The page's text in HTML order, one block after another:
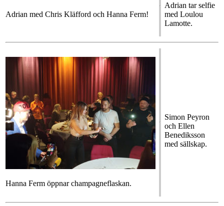
Adrian med Chris Kläfford och Hanna Ferm!
Adrian tar selfie
med Loulou
Lamotte.
Hanna Ferm öppnar champagneflaskan.
Simon Peyron
och Ellen
Benediksson
med sällskap.